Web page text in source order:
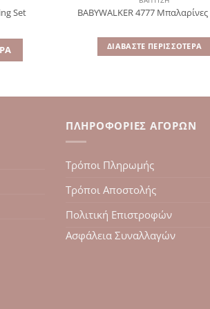
Set
BABYWALKER 4777
ΔΙΑΒΆΣΤΕ ΠΕΡΙΣΣΌΤΕΡΑ
ΠΛΗΡΟΦΟΡΊΕΣ ΑΓΟΡΏΝ
Τρόποι Πληρωμής
Τρόποι Αποστολής
Πολιτική Επιστροφών
Ασφάλεια Συναλλαγών